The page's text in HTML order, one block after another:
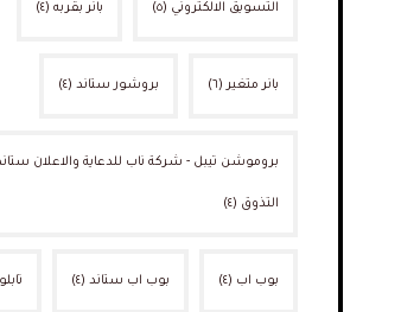
التسويق الالكتروني (٥) بانر بقربه(٤)
بانر متغير (٦) بروشور ستاند(٤)
بروموشن تيبل - شركة ناب للدعاية والاعلان
التذوق (٤)
بوب اب (٤) بوب اب ستاند(٤)